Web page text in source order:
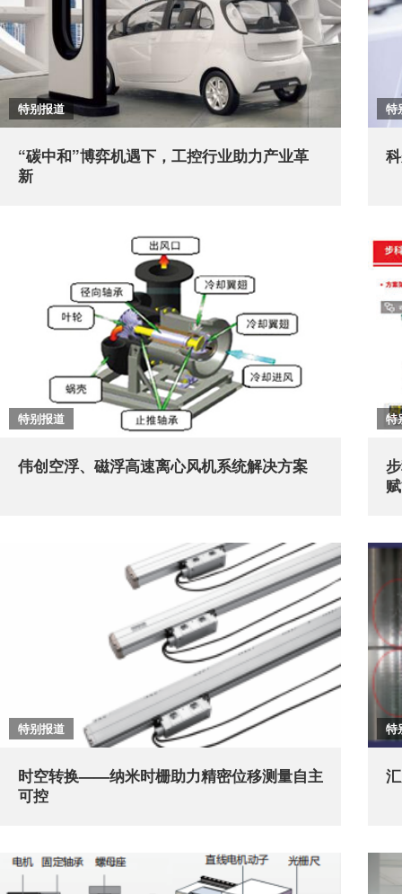
特别报道
“碳中和”博弈机遇下，工控行业助力产业革
新
特
特别报道
伟创空浮、磁浮高速离心风机系统解决方案
特
特别报道
时空转换——纳米时栅助力精密位移测量自主
可控
特